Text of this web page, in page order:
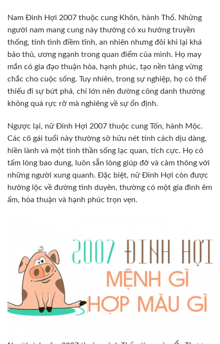
Nam Đinh Hợi 2007 thuộc cung Khôn, hành Thổ. Những
người nam mang cung này thường có xu hướng truyền
thống, tính tình điềm tĩnh, an nhiên nhưng đôi khi lại khá
bảo thủ, ương ngạnh trong quan điểm của mình. Họ may
mắn có gia đạo thuận hòa, hạnh phúc, tạo nền tảng vững
chắc cho cuộc sống. Tuy nhiên, trong sự nghiệp, họ có thể
thiếu đi sự bứt phá, chí lớn nên đường công danh thường
không quá rực rỡ mà nghiêng về sự ổn định.
Ngược lại, nữ Đinh Hợi 2007 thuộc cung Tốn, hành Mộc.
Các cô gái tuổi này thường sở hữu nét tính cách dịu dàng,
hiền lành và một tinh thần sống lạc quan, tích cực. Họ có
tấm lòng bao dung, luôn sẵn lòng giúp đỡ và cảm thông với
những người xung quanh. Đặc biệt, nữ Đinh Hợi còn được
hưởng lộc về đường tình duyên, thường có một gia đình êm
ấm, hòa thuận và hạnh phúc trọn vẹn.